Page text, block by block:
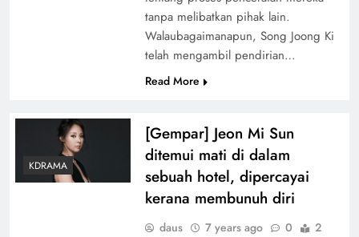
tanpa melibatkan pihak lain.
Walaubagaimanapun, Song Joong Ki
telah mengambil pendirian…
Read More
KDRAMA
[Gempar] Jeon Mi Sun
ditemui mati di dalam
sebuah hotel, dipercayai
kerana membunuh diri
daus 7 years ago 0
2